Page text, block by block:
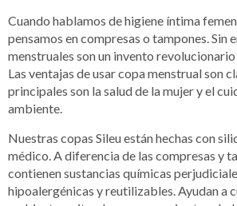
Cuando hablamos de higiene íntima
pensamos en compresas o tampones. Sin
menstruales son un invento
Las ventajas de usar copa menstrual son
principales son la salud de la mujer y el
ambiente.
Nuestras copas Sileu están hechas con
médico. A diferencia de las compresas y
contienen sustancias químicas
hipoalergénicas y reutilizables. Ayudan a